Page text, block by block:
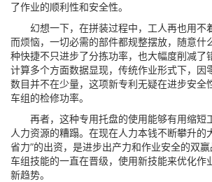
了作业的顺利性和安全性。
幻想一下，在拼装过程中，工人再也用不
而烦恼，一切必需的部件都规整摆放，随意什
种快捷不只进步了分拣功率，也大幅度削减了
计算多个方面数据显现，传统作业形式下，因
数目并不在少量，这项新专利无疑在进步安全
车组的检修功率。
再者，这种专用托盘的使用能够有用缩短
人力资源的糟蹋。在现在人力本钱不断攀升的
省力”的出资，是进步出产力和作业安全的双
车组技能的一直在晋级，使用新技能来优化作
新趋势。